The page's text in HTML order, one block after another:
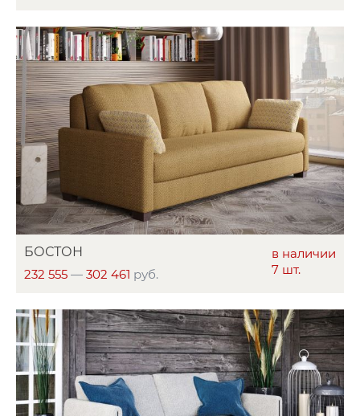
в наличии
7 шт.
БОСТОН
232 555 — 302 461 руб.